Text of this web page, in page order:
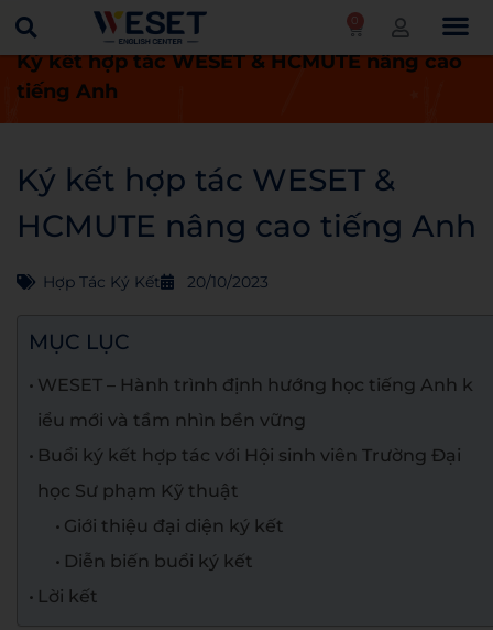
0
Trang chủ Tin tức
Hợp tác ký kết
Ký kết hợp tác WESET & HCMUTE nâng cao
tiếng Anh
Ký kết hợp tác WESET &
HCMUTE nâng cao tiếng Anh
Hợp Tác Ký Kết 20/10/2023
MỤC LỤC
WESET – Hành trình định hướng học tiếng Anh k
iểu mới và tầm nhìn bền vững
Buổi ký kết hợp tác với Hội sinh viên Trường Đại
học Sư phạm Kỹ thuật
Giới thiệu đại diện ký kết
Diễn biến buổi ký kết
Lời kết